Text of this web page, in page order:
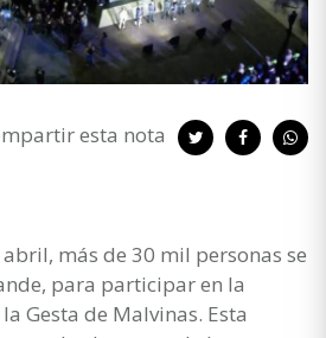
esta nota
más de 30 mil personas se
para participar en la
Gesta de Malvinas. Esta